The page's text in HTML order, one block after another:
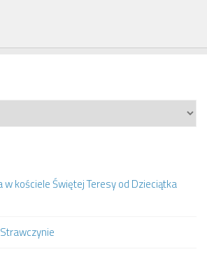
w kościele Świętej Teresy od Dzieciątka